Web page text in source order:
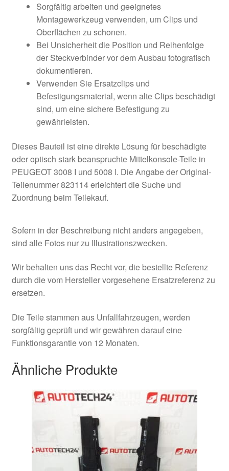
Sorgfältig arbeiten und geeignetes
Montagewerkzeug verwenden, um Clips und
Oberflächen zu schonen.
Bei Unsicherheit die Position und Reihenfolge
der Steckverbinder vor dem Ausbau fotografisch
dokumentieren.
Verwenden Sie Ersatzclips und
Befestigungsmaterial, wenn alte Clips beschädigt
sind, um eine sichere Befestigung zu
gewährleisten.
Dieses Bauteil ist eine direkte Lösung für beschädigte
oder optisch stark beanspruchte Mittelkonsole-Teile in
PEUGEOT 3008 I und 5008 I. Die Angabe der Original-
Teilenummer 823114 erleichtert die Suche und
Zuordnung beim Teilekauf.
Sofern in der Beschreibung nicht anders angegeben,
sind alle Fotos nur zu Illustrationszwecken.
Wir behalten uns das Recht vor, die bestellte Referenz
durch die vom Hersteller vorgesehene Ersatzreferenz zu
ersetzen.
Die Teile stammen aus Unfallfahrzeugen, werden
sorgfältig geprüft und wir gewähren darauf eine
Funktionsgarantie von 12 Monaten.
Ähnliche Produkte